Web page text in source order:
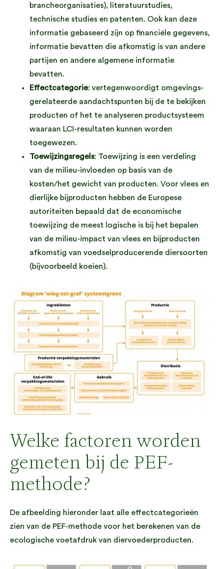
brancheorganisaties), literatuurstudies,
technische studies en patenten. Ook kan deze
informatie gebaseerd zijn op financiële gegevens,
informatie bevatten die afkomstig is van andere
partijen en andere algemene informatie
bevatten.
Effectcategorie: vertegenwoordigt omgevings-
gerelateerde aandachtspunten bij de te bekijken
producten of het te analyseren productsysteem
waaraan LCI-resultaten kunnen worden
toegewezen.
Toewijzingsregels: Toewijzing is een verdeling
van de milieu-invloeden op basis van de
kosten/het gewicht van producten. Voor vlees en
dierlijke bijproducten hebben de Europese
autoriteiten bepaald dat de economische
toewijzing de meest logische is bij het bepalen
van de milieu-impact van vlees en bijproducten
afkomstig van voedselproducerende diersoorten
(bijvoorbeeld koeien).
Welke factoren worden
gemeten bij de PEF-
methode?
De afbeelding hieronder laat alle effectcategorieën
zien van de PEF-methode voor het berekenen van de
ecologische voetafdruk van diervoederproducten.